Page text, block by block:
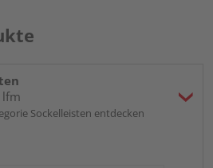
lfm
Sockelleisten entdecken